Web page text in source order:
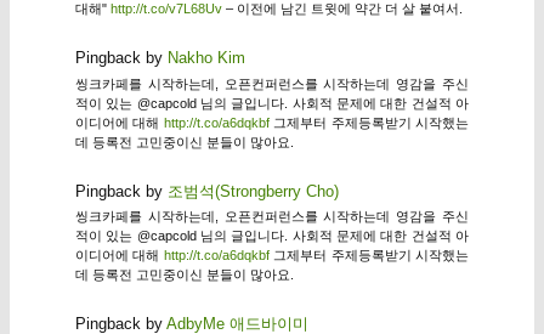
대해" http://t.co/v7L68Uv– 이전에 남긴 트윗에 약간 더 살 붙여서.
Pingback by Nakho Kim
씽크카페를 시작하는데, 오픈컨퍼런스를 시작하는데 영감을 주신
적이 있는 @capcold 님의 글입니다. 사회적 문제에 대한 건설적 아
이디어에 대해 http://t.co/a6dqkbf그제부터 주제등록받기 시작했는
데 등록전 고민중이신 분들이 많아요.
Pingback by 조범석(Strongberry Cho)
씽크카페를 시작하는데, 오픈컨퍼런스를 시작하는데 영감을 주신
적이 있는 @capcold 님의 글입니다. 사회적 문제에 대한 건설적 아
이디어에 대해 http://t.co/a6dqkbf그제부터 주제등록받기 시작했는
데 등록전 고민중이신 분들이 많아요.
Pingback by AdbyMe 애드바이미